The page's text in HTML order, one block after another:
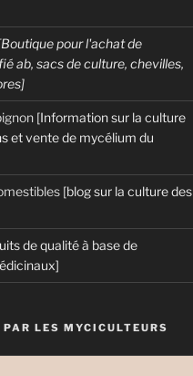
pour l'achat de
ab, sacs de culture, chevilles,
[Information sur la culture
et vente de mycélium du
[blog sur la culture des
de qualité à base de
LES MYCICULTEURS